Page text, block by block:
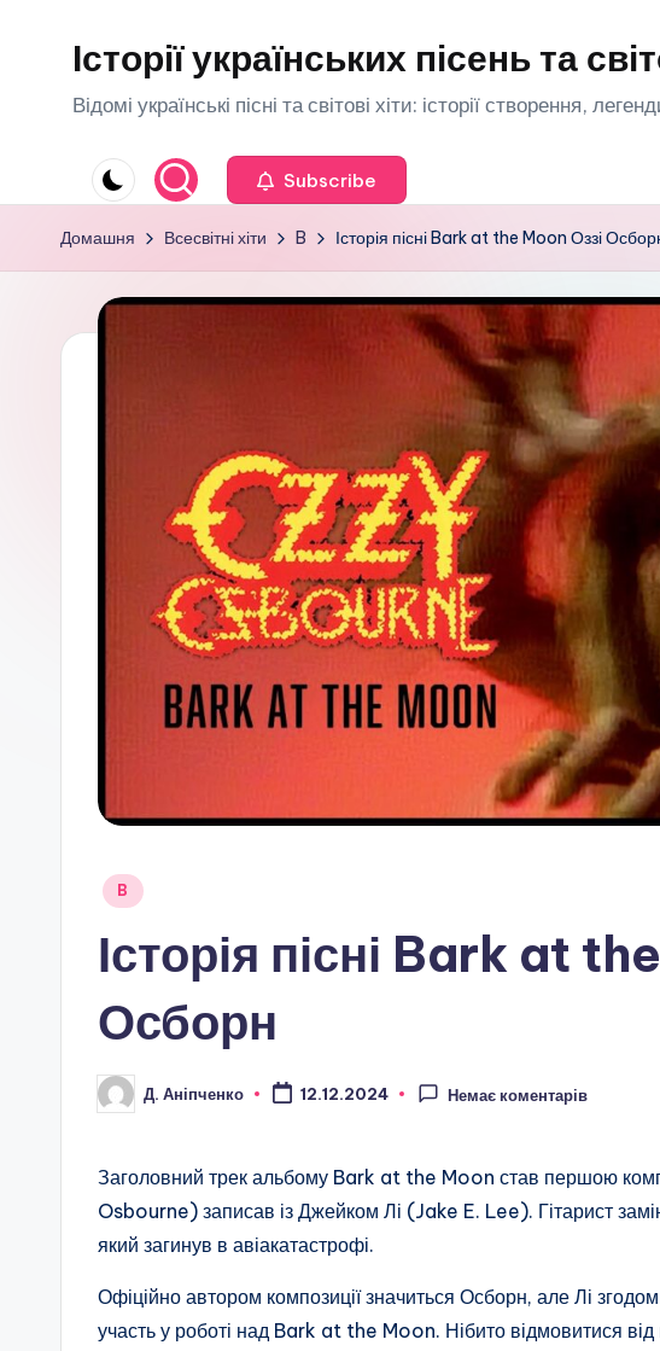
Історії українських пісень та
Відомі українські пісні та світові хіти: історії створення,
Subscribe
Домашня Всесвітні хіти B Історія пісні Bark at the Moon Оззі
Опубліковано
B
Історія пісні Bark at
Осборн
Опубліковано
Д. Аніпченко 12.12.2024 Немає коментарів
Заголовний трек альбому Bark at the Moon став першою
Osbourne) записав із Джейком Лі (Jake E. Lee). Гітарист
який загинув в авіакатастрофі.
Офіційно автором композиції значиться Осборн, але Лі
участь у роботі над Bark at the Moon. Нібито відмовитися